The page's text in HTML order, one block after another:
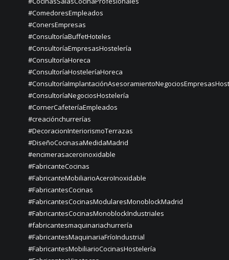
#ComedoresEmpleados
#ConersEmpresas
#ConsultoríaBuffetHoteles
#ConsultoríaEmpresasHostelería
#ConsultoríaHoreca
#ConsultoríaHosteleríaHoreca
#ConsultoríaNegociosHostelería
#CornerCafeteríaEmpleados
#creaciónchurrerías
#DecoracionInteriorismoTerrazas
#DiseñoCocinasaMedidaMadrid
#encimerasaceroinoxidable
#FabricanteCocinas
#FabricanteMobiliarioAceroInoxidable
#FabricantesCocinas
#FabricantesCocinasModularesMonoblockMadrid
#FabricantesCocinasMonoblockIndustriales
#fabricantesmaquinariachurrería
#FabricantesMaquinariaFríoIndustrial
#FabricantesMobiliarioCocinasHostelería